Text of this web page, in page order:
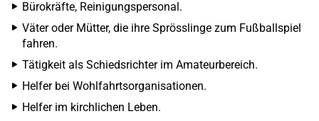
Bürokräfte, Reinigungspersonal.
Väter oder Mütter, die ihre Sprösslinge zum Fußballspiel
fahren.
Tätigkeit als Schiedsrichter im Amateurbereich.
Helfer bei Wohlfahrtsorganisationen.
Helfer im kirchlichen Leben.